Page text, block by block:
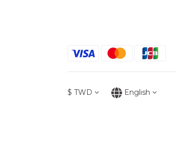
$ TWD English